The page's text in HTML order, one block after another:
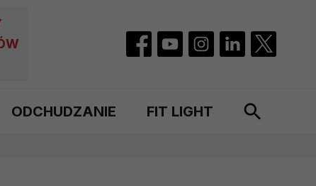
ODCHUDZANIE FIT LIGHT